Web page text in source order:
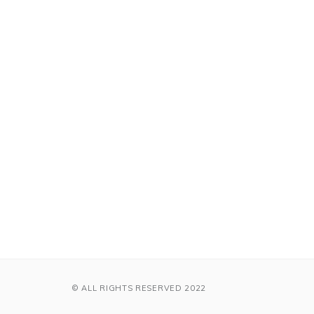
© ALL RIGHTS RESERVED 2022